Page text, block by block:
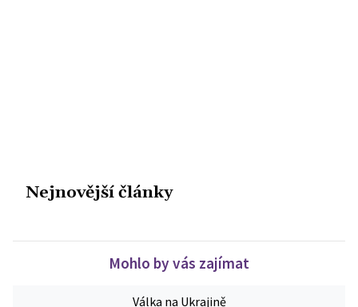
Nejnovější články
Mohlo by vás zajímat
Válka na Ukrajině